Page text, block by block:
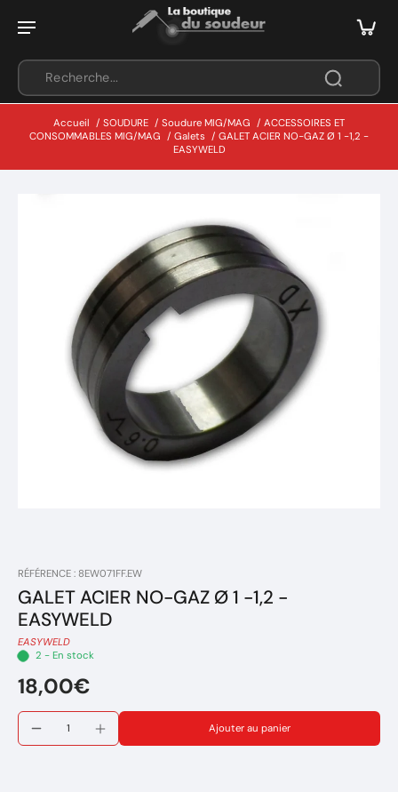
Accueil / SOUDURE / Soudure MIG/MAG / ACCESSOIRES ET
CONSOMMABLES MIG/MAG / Galets / GALET ACIER NO-GAZ Ø 1 -1,2 -
EASYWELD
RÉFÉRENCE : 8EW071FF.EW
GALET ACIER NO-GAZ Ø 1 -1,2 -
EASYWELD
EASYWELD
2 - En stock
18,00€
Ajouter au panier